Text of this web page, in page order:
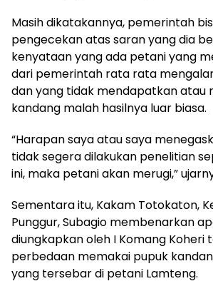
Masih dikatakannya, pemerintah
pengecekan atas saran yang dia
kenyataan yang ada petani yang
dari pemerintah rata rata
dan yang tidak mendapatkan atau
kandang malah hasilnya luar biasa.
“Harapan saya atau saya
tidak segera dilakukan penelitian
ini, maka petani akan merugi,”
Sementara itu, Kakam Totokaton,
Punggur, Subagio membenarkan
diungkapkan oleh I Komang Koheri
perbedaan memakai pupuk
yang tersebar di petani Lamteng.